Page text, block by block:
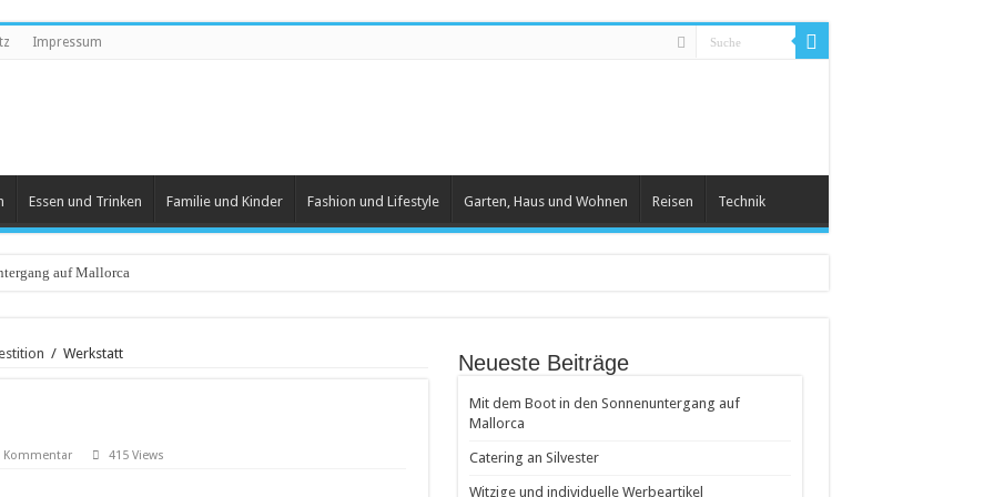
Impressum
Essen und Trinken Familie und Kinder Fashion und Lifestyle Garten, Haus und Wohnen Reisen Technik
auf Mallorca
und Klein
/ Werkstatt
Kommentar 415 Views
Neueste Beiträge
Mit dem Boot in den Sonnenuntergang auf
Mallorca
Catering an Silvester
Witzige und individuelle Werbeartikel